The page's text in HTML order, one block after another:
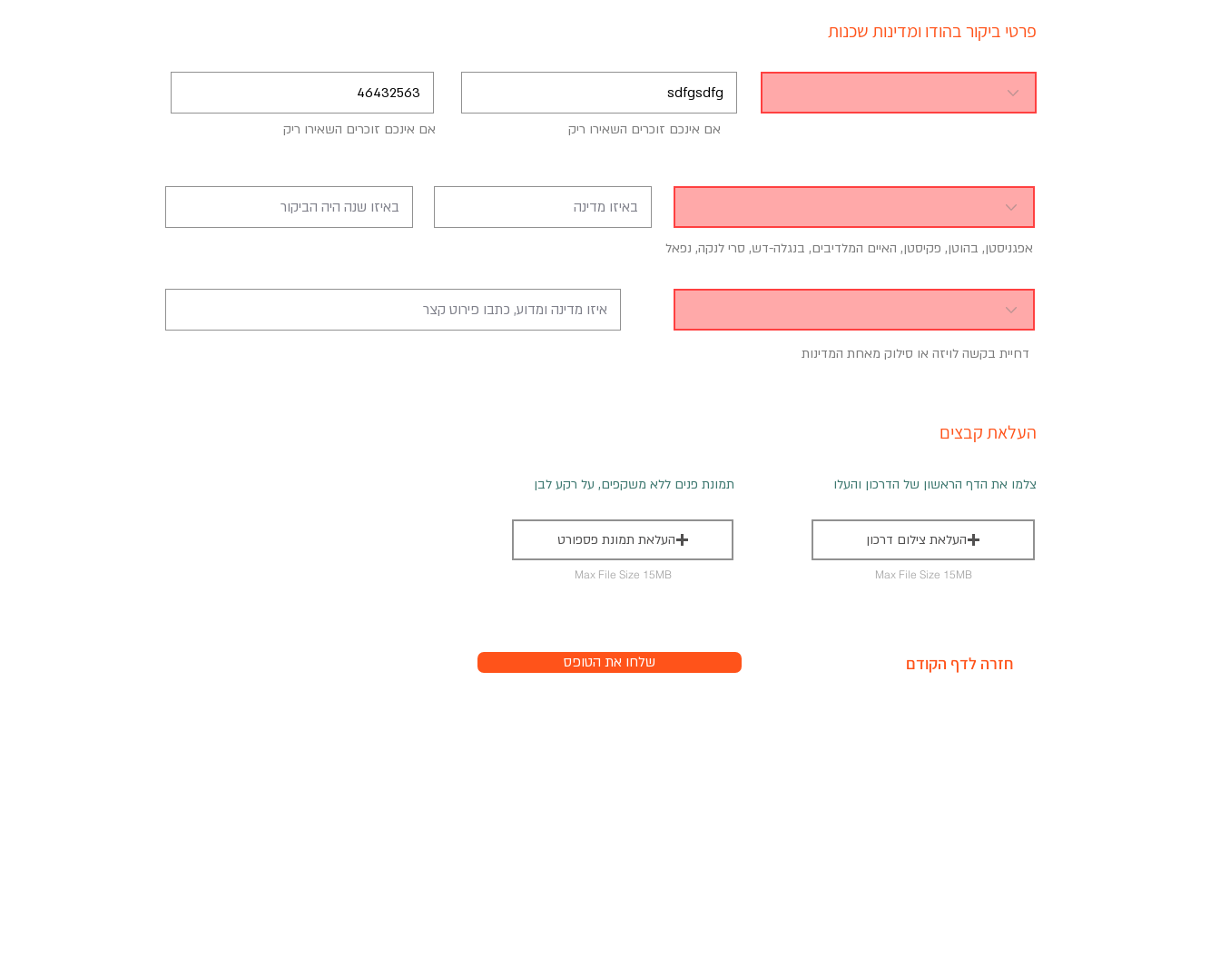
פרטי ביקור בהודו ומדינות שכנות
אם אינכם זוכרים השאירו ריק אם אינכם זוכרים השאירו ריק
אפגניסטן, בהוטן, פקיסטן, האיים המלדיבים, בנגלה-דש, סרי לנקה, נפאל
דחיית בקשה לויזה או סילוק מאחת המדינות
העלאת קבצים
תמונת פנים ללא משקפים, על רקע לבן
העלאת תמונת פספורט
Max File Size 15MB
שלחו את הטופס
צלמו את הדף הראשון של הדרכון והעלו
העלאת צילום דרכון
Max File Size 15MB
חזרה לדף הקודם